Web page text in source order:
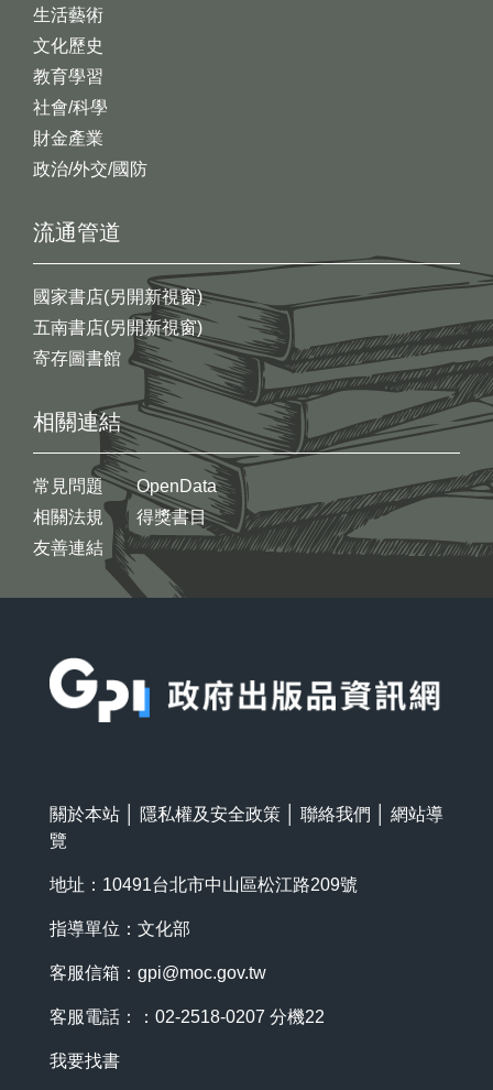
生活藝術
文化歷史
教育學習
社會/科學
財金產業
政治/外交/國防
流通管道
國家書店(另開新視窗)
五南書店(另開新視窗)
寄存圖書館
相關連結
常見問題
相關法規
友善連結
OpenData
得獎書目
關於本站 隱私權及安全政策 聯絡我們
網站導
覽
地址：10491台北市中山區松江路209號
指導單位：文化部
客服信箱： gpi@moc.gov.tw
客服電話：：02-2518-0207 分機22
我要找書